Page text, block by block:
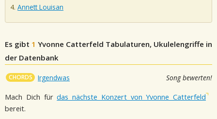
Annett Louisan
Es gibt 1 Yvonne Catterfeld Tabulaturen, Ukulelengriffe in
der Datenbank
CHORDS Irgendwas Song bewerten!
Mach Dich fürdas nächste Konzert von Yvonne Catterfeld
bereit.